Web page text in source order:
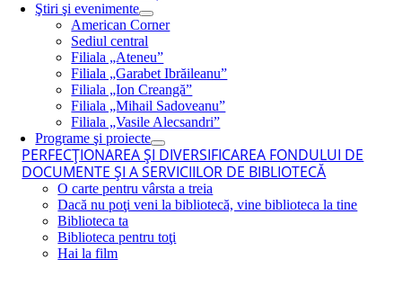
Ştiri şi evenimente
American Corner
Sediul central
Filiala „Ateneu”
Filiala „Garabet Ibrăileanu”
Filiala „Ion Creangă”
Filiala „Mihail Sadoveanu”
Filiala „Vasile Alecsandri”
Programe şi proiecte
PERFECŢIONAREA ŞI DIVERSIFICAREA FONDULUI DE
DOCUMENTE ŞI A SERVICIILOR DE BIBLIOTECĂ
O carte pentru vârsta a treia
Dacă nu poţi veni la bibliotecă, vine biblioteca la tine
Biblioteca ta
Biblioteca pentru toţi
Hai la film